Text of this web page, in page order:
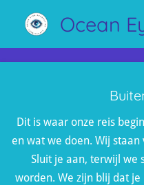
direct
Ocean
Dit is waar onze reis
en wat we doen. Wij
Sluit je aan, terwijl we
worden. We zijn blij dat